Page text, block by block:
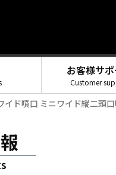
お客様サ
Customer
イド噴口 ミニワイド縦二頭